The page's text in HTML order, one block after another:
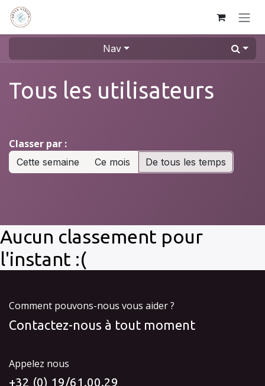
Se rendre au contenu
Nav
Tous les utilisateurs
Classer par :
Cette semaine Ce mois De tous les temps
Aucun classement pour
l'instant :(
Comment pouvons-nous vous aider ?
Contactez-nous à tout moment
Appelez nous
+32 (0) 19/61.00.29